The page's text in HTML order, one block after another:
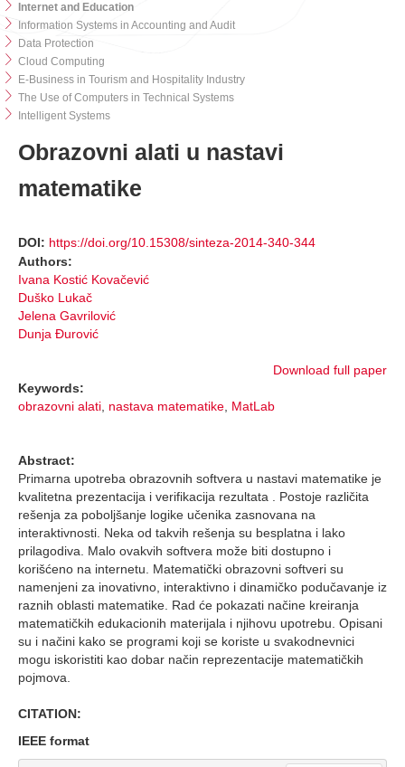
Internet and Education
Information Systems in Accounting and Audit
Data Protection
Cloud Computing
E-Business in Tourism and Hospitality Industry
The Use of Computers in Technical Systems
Intelligent Systems
Obrazovni alati u nastavi
matematike
DOI: https://doi.org/10.15308/sinteza-2014-340-344
Authors:
Ivana Kostić Kovačević
Duško Lukač
Jelena Gavrilović
Dunja Đurović
Download full paper
Keywords:
obrazovni alati, nastava matematike, MatLab
Abstract:
Primarna upotreba obrazovnih softvera u nastavi matematike je
kvalitetna prezentacija i verifikacija rezultata . Postoje različita
rešenja za poboljšanje logike učenika zasnovana na
interaktivnosti. Neka od takvih rešenja su besplatna i lako
prilagodiva. Malo ovakvih softvera može biti dostupno i
korišćeno na internetu. Matematički obrazovni softveri su
namenjeni za inovativno, interaktivno i dinamičko podučavanje iz
raznih oblasti matematike. Rad će pokazati načine kreiranja
matematičkih edukacionih materijala i njihovu upotrebu. Opisani
su i načini kako se programi koji se koriste u svakodnevnici
mogu iskoristiti kao dobar način reprezentacije matematičkih
pojmova.
CITATION:
IEEE format